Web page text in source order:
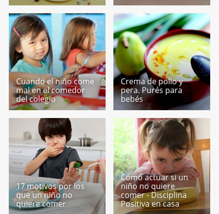
Cuando el niño come
mal en el comedor
del colegio
Crema de pollo y
pera. Purés para
bebés
17 motivos por los
que un niño no
quiere comer
Cómo actuar si un
niño no quiere
comer - Disciplina
Positiva en casa